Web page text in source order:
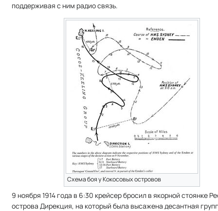
поддерживая с ним радио связь.
Схема боя у Кокосовых островов
9 ноября 1914 года в 6:30 крейсер бросил в якорной стоянке
острова Дирекция, на который была высажена десантная